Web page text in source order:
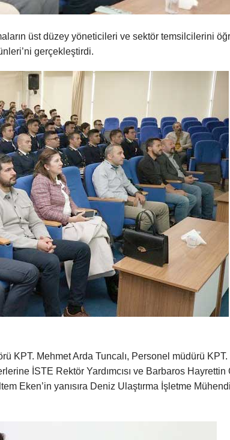
üst düzey yöneticileri ve sektör temsilcilerini
gerçekleştirdi.
KPT. Mehmet Arda Tuncalı, Personel müdürü KPT.
İSTE Rektör Yardımcısı ve Barbaros Hayrettin
Eken’in yanısıra Deniz Ulaştırma İşletme